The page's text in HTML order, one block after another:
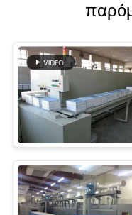
PRIVACY
POLICY